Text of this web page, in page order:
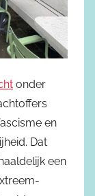
onder
en
Dat
een